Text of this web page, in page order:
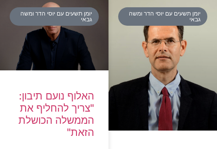
יומן תשעים עם יוסי הדר ומשה
גבאי
יומן תשעים עם יוסי הדר ומשה
גבאי
האלוף נועם תיבון:
"צריך להחליף את
הממשלה הכושלת
הזאת"